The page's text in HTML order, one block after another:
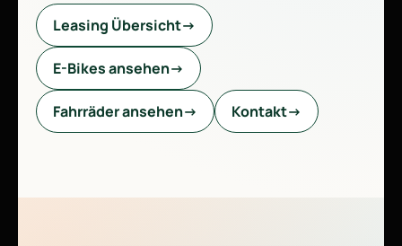
Leasing Übersicht→
E-Bikes ansehen→
Fahrräder ansehen→ Kontakt→